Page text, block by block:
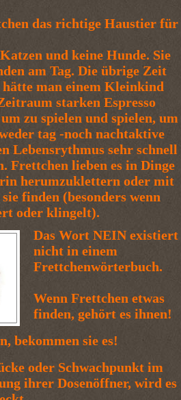
das richtige Haustier für
und keine Hunde. Sie
am Tag. Die übrige Zeit
hätte man einem Kleinkind
starken Espresso
zu spielen und spielen, um
tag -noch nachtaktive
Lebensrythmus sehr schnell
Frettchen lieben es in Dinge
herumzuklettern oder mit
finden (besonders wenn
oder klingelt).
Das Wort NEIN existiert
nicht in einem
Frettchenwörterbuch.
Wenn Frettchen etwas
finden, gehört es ihnen!
bekommen sie es!
oder Schwachpunkt im
ihrer Dosenöffner, wird es